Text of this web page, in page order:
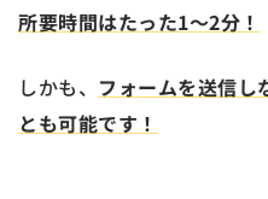
所要時間はたった1～2分！
しかも、 フォームを送信し
とも可能です！